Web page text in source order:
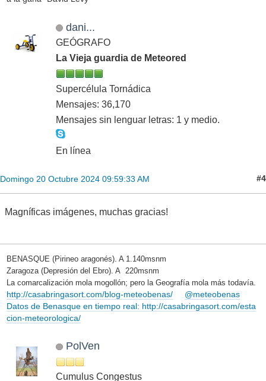
dani...
GEÓGRAFO
La Vieja guardia de Meteored
Supercélula Tornádica
Mensajes: 36,170
Mensajes sin lenguar letras: 1 y medio.
En línea
Domingo 20 Octubre 2024 09:59:33 AM #4
Magníficas imágenes, muchas gracias!
BENASQUE (Pirineo aragonés). A 1.140msnm
Zaragoza (Depresión del Ebro). A 220msnm
La comarcalización mola mogollón; pero la Geografía mola más todavía.
http://casabringasort.com/blog-meteobenas/
@meteobenas
Datos de Benasque en tiempo real: http://casabringasort.com/esta
cion-meteorologica/
PolVen
Cumulus Congestus